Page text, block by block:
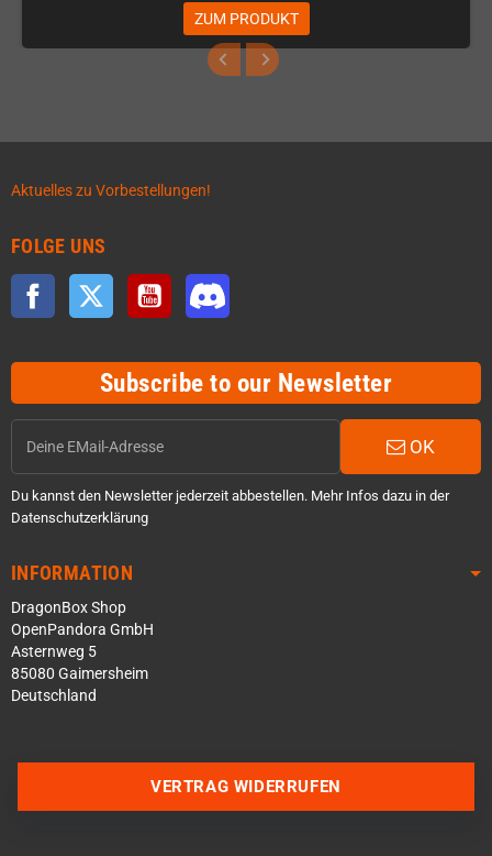
ZUM PRODUKT
Aktuelles zu Vorbestellungen!
FOLGE UNS
Facebook Twitter YouTube
Subscribe to our Newsletter
OK
Du kannst den Newsletter jederzeit abbestellen. Mehr Infos dazu in der
Datenschutzerklärung
INFORMATION
DragonBox Shop
OpenPandora GmbH
Asternweg 5
85080 Gaimersheim
Deutschland
Über WhatsApp schreiben
VERTRAG WIDERRUFEN